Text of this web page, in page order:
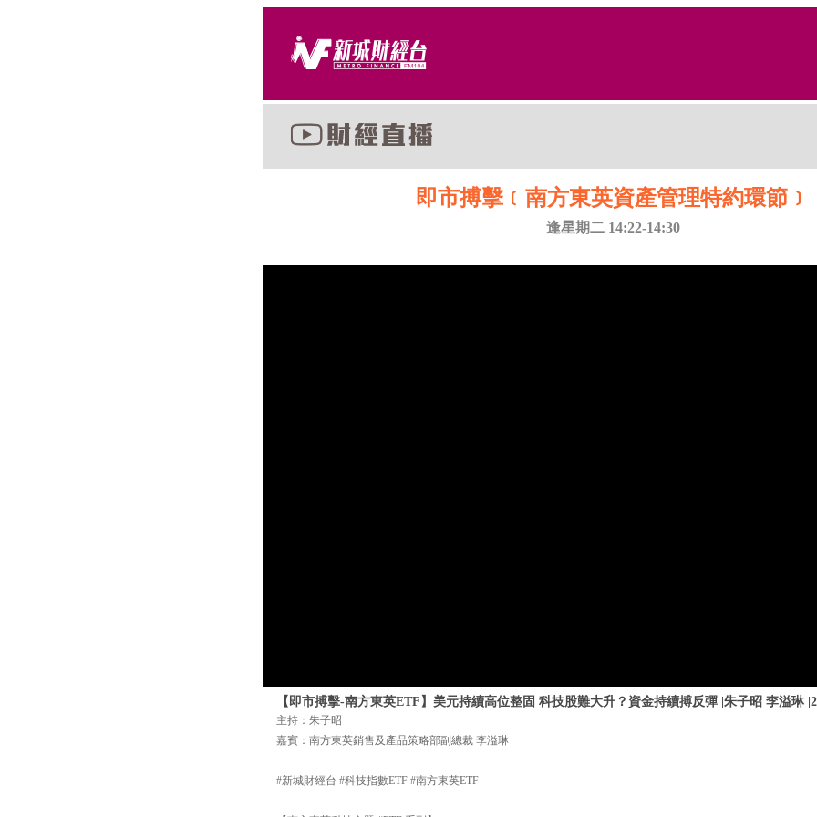
即市搏擊﹝南方東英資產管理特約環節﹞
逢星期二 14:22-14:30
【即市搏擊-南方東英ETF】美元持續高位整固 科技股難大升？資金持續搏反彈 |朱子昭 李溢琳
主持：朱子昭
嘉賓：南方東英銷售及產品策略部副總裁 李溢琳
#新城財經台 #科技指數ETF #南方東英ETF